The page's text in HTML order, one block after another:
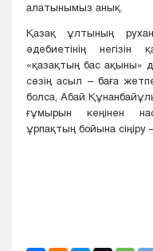
алатынымыз анық.
Қазақ ұлтының
әдебиетінің
«қазақтың бас ақыны»
сөзің асыл – баға
болса, Абай
ғұмырын кеңінен
ұрпақтың бойына сіңіру